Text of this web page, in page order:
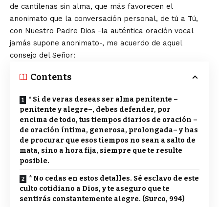
de cantilenas sin alma, que más favorecen el
anonimato que la conversación personal, de tú a Tú,
con Nuestro Padre Dios -la auténtica oración vocal
jamás supone anonimato-, me acuerdo de aquel
consejo del Señor:
Contents
* Si de veras deseas ser alma penitente –
penitente y alegre–, debes defender, por
encima de todo, tus tiempos diarios de oración –
de oración íntima, generosa, prolongada– y has
de procurar que esos tiempos no sean a salto de
mata, sino a hora fija, siempre que te resulte
posible.
* No cedas en estos detalles. Sé esclavo de este
culto cotidiano a Dios, y te aseguro que te
sentirás constantemente alegre. (Surco, 994)